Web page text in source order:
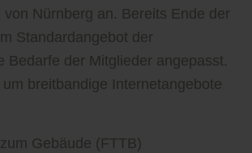
Nürnberg an. Bereits Ende der
Standardangebot der
der Mitglieder angepasst.
breitbandige Internetangebote
Gebäude (FTTB)